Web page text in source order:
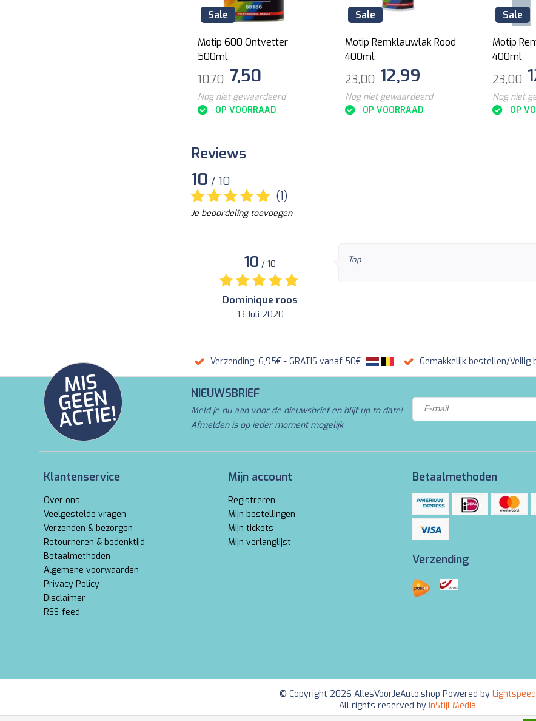
Sale
Motip 600 Ontvetter
500ml
10,70 7,50
Nog niet gewaardeerd
OP VOORRAAD
Sale
Motip Remklauwlak Rood
400ml
23,00 12,99
Nog niet gewaardeerd
OP VOORRAAD
Sale
Motip
400ml
23,00
Nog niet
OP
Reviews
10 / 10
(1)
Je beoordeling toevoegen
10 / 10
Dominique roos
13 Juli 2020
Top
Verzending: 6,95€ - GRATIS vanaf 50€ Gemakkelijk bestellen/Veilig
MI
S
G
E
E
N
A
C
TI
E!
NIEUWSBRIEF
Meld je nu aan voor de nieuwsbrief en blijf up to date!
Afmelden is op ieder moment mogelijk.
Klantenservice
Over ons
Veelgestelde vragen
Verzenden & bezorgen
Retourneren & bedenktijd
Betaalmethoden
Algemene voorwaarden
Privacy Policy
Disclaimer
RSS-feed
Mijn account
Registreren
Mijn bestellingen
Mijn tickets
Mijn verlanglijst
Betaalmethoden
Verzending
© Copyright 2026 AllesVoorJeAuto.shop Powered by Lightspeed
All rights reserved by InStijl Media